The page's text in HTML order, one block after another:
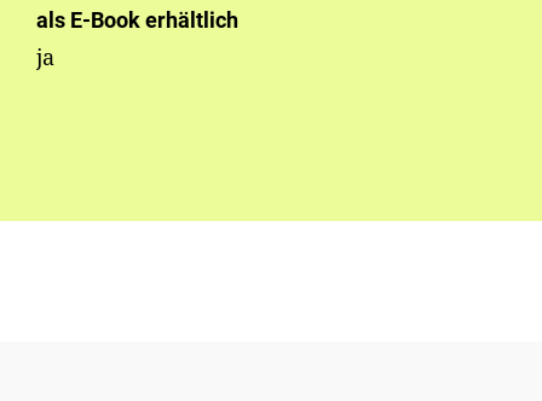
als E-Book erhältlich
ja